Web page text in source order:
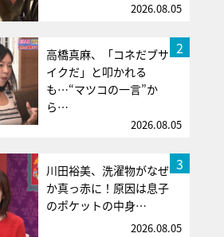
2026.08.05
2
高橋真麻、「コネだブサ
イクだ」と叩かれる
も…“マツコの一言”か
ら…
2026.08.05
3
川田裕美、洗濯物がなぜ
か真っ赤に！原因は息子
のポケットの中身…
2026.08.05